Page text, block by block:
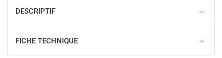
DESCRIPTIF
FICHE TECHNIQUE